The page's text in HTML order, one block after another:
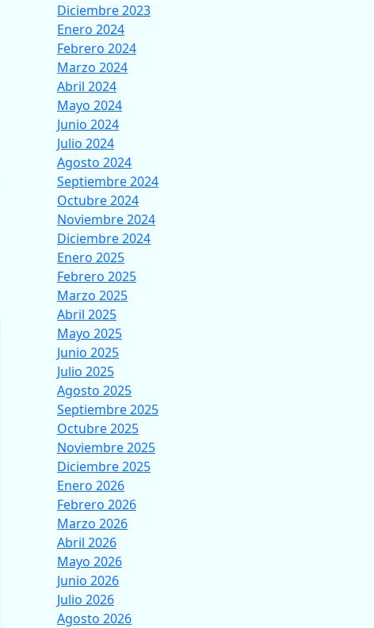
Diciembre 2023
Enero 2024
Febrero 2024
Marzo 2024
Abril 2024
Mayo 2024
Junio 2024
Julio 2024
Agosto 2024
Septiembre 2024
Octubre 2024
Noviembre 2024
Diciembre 2024
Enero 2025
Febrero 2025
Marzo 2025
Abril 2025
Mayo 2025
Junio 2025
Julio 2025
Agosto 2025
Septiembre 2025
Octubre 2025
Noviembre 2025
Diciembre 2025
Enero 2026
Febrero 2026
Marzo 2026
Abril 2026
Mayo 2026
Junio 2026
Julio 2026
Agosto 2026